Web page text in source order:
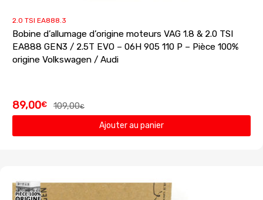
2.0 TSI EA888.3
Bobine d’allumage d’origine moteurs VAG 1.8 & 2.0 TSI
EA888 GEN3 / 2.5T EVO – 06H 905 110 P – Pièce 100%
origine Volkswagen / Audi
109,00€
89,00€
Ajouter au panier